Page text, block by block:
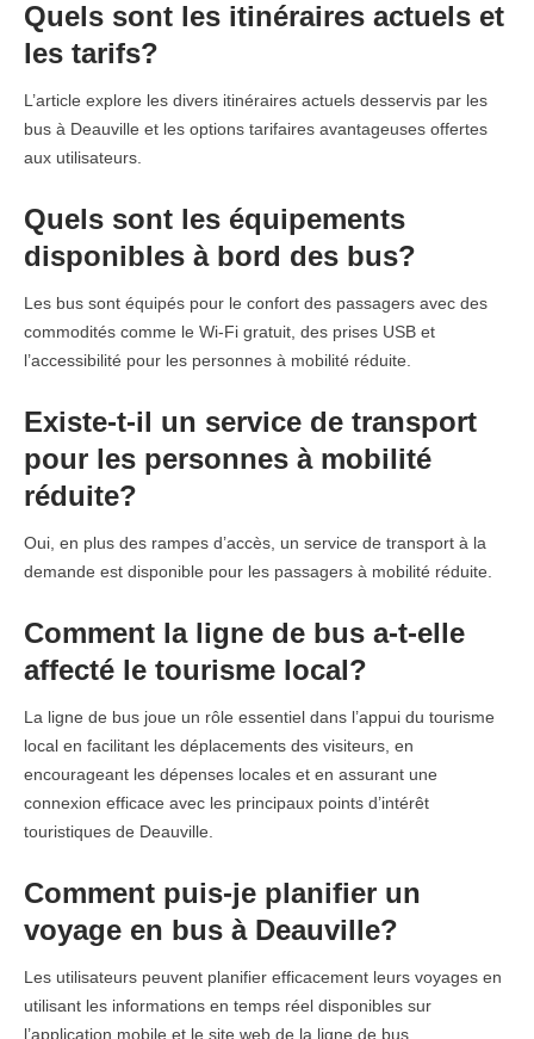
Quels sont les itinéraires actuels et
les tarifs?
L’article explore les divers itinéraires actuels desservis par les
bus à Deauville et les options tarifaires avantageuses offertes
aux utilisateurs.
Quels sont les équipements
disponibles à bord des bus?
Les bus sont équipés pour le confort des passagers avec des
commodités comme le Wi-Fi gratuit, des prises USB et
l’accessibilité pour les personnes à mobilité réduite.
Existe-t-il un service de transport
pour les personnes à mobilité
réduite?
Oui, en plus des rampes d’accès, un service de transport à la
demande est disponible pour les passagers à mobilité réduite.
Comment la ligne de bus a-t-elle
affecté le tourisme local?
La ligne de bus joue un rôle essentiel dans l’appui du tourisme
local en facilitant les déplacements des visiteurs, en
encourageant les dépenses locales et en assurant une
connexion efficace avec les principaux points d’intérêt
touristiques de Deauville.
Comment puis-je planifier un
voyage en bus à Deauville?
Les utilisateurs peuvent planifier efficacement leurs voyages en
utilisant les informations en temps réel disponibles sur
l’application mobile et le site web de la ligne de bus.